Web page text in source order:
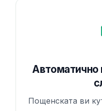
Автоматично
Пощенската ви